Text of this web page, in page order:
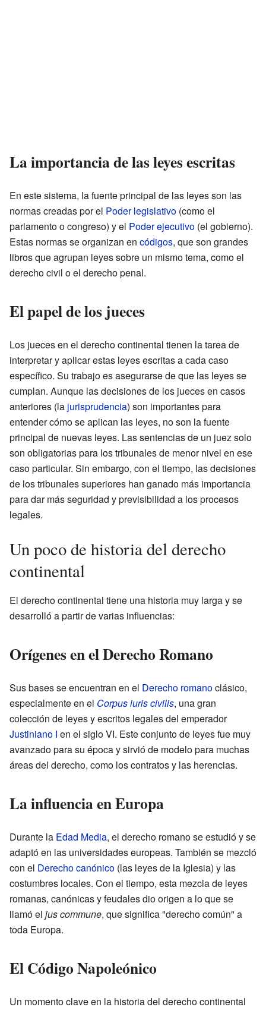
La importancia de las leyes escritas
En este sistema, la fuente principal de las leyes son las
normas creadas por el Poder legislativo (como el
parlamento o congreso) y el Poder ejecutivo (el gobierno).
Estas normas se organizan en códigos, que son grandes
libros que agrupan leyes sobre un mismo tema, como el
derecho civil o el derecho penal.
El papel de los jueces
Los jueces en el derecho continental tienen la tarea de
interpretar y aplicar estas leyes escritas a cada caso
específico. Su trabajo es asegurarse de que las leyes se
cumplan. Aunque las decisiones de los jueces en casos
anteriores (la jurisprudencia) son importantes para
entender cómo se aplican las leyes, no son la fuente
principal de nuevas leyes. Las sentencias de un juez solo
son obligatorias para los tribunales de menor nivel en ese
caso particular. Sin embargo, con el tiempo, las decisiones
de los tribunales superiores han ganado más importancia
para dar más seguridad y previsibilidad a los procesos
legales.
Un poco de historia del derecho
continental
El derecho continental tiene una historia muy larga y se
desarrolló a partir de varias influencias:
Orígenes en el Derecho Romano
Sus bases se encuentran en el Derecho romanoclásico,
especialmente en el Corpus iuris civilis, una gran
colección de leyes y escritos legales del emperador
Justiniano I en el siglo VI. Este conjunto de leyes fue muy
avanzado para su época y sirvió de modelo para muchas
áreas del derecho, como los contratos y las herencias.
La influencia en Europa
Durante la Edad Media, el derecho romano se estudió y se
adaptó en las universidades europeas. También se mezcló
con el Derecho canónico (las leyes de la Iglesia) y las
costumbres locales. Con el tiempo, esta mezcla de leyes
romanas, canónicas y feudales dio origen a lo que se
llamó el jus commune, que significa "derecho común" a
toda Europa.
El Código Napoleónico
Un momento clave en la historia del derecho continental